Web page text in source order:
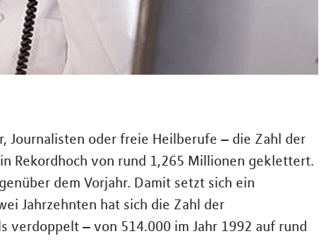
Journalisten oder freie Heilberufe – die Zahl der
Rekordhoch von rund 1,265 Millionen geklettert.
dem Vorjahr. Damit setzt sich ein
Jahrzehnten hat sich die Zahl der
verdoppelt – von 514.000 im Jahr 1992 auf rund